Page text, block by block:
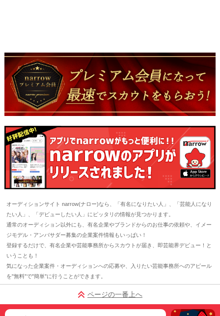
オーディションサイト narrow(ナロー)なら、「有名になりたい人」、「芸能人になり
たい人」、「デビューしたい人」にピッタリの情報が見つかります。
通常のオーディション以外にも、有名企業やブランドからのお仕事の依頼や、イメー
ジモデル・アンバサダー募集の企業案件情報もいっぱい！
登録するだけで、有名企業や芸能事務所からスカウトが届き、即芸能界デビュー！と
いうことも！
気になった企業案件・オーディションへの応募や、入りたい芸能事務所へのアピール
を"無料"で"簡単"に行うことができます。
ページの一番上へ